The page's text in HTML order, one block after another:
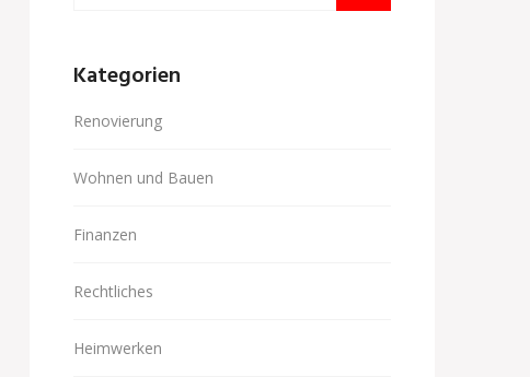
Kategorien
Renovierung
Wohnen und Bauen
Finanzen
Rechtliches
Heimwerken